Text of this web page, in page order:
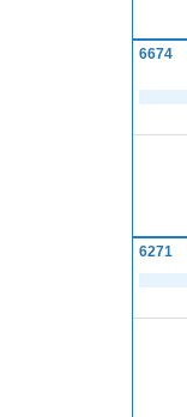
6674
6271